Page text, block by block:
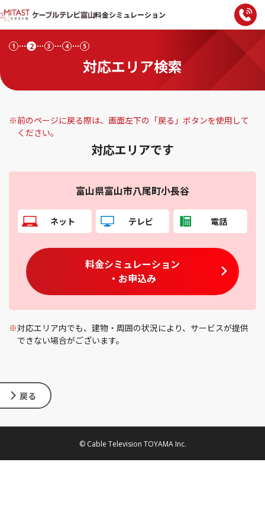
料金シミュレーション
対応エリア検索
1 2 3 4 5
※前のページに戻る際は、画面左下の「戻る」ボタンを使用して
ください。
対応エリアです
富山県富山市八尾町小長谷
ネット テレビ 電話
料金シミュレーション
・お申込み
※対応エリア内でも、建物・周囲の状況により、サービスが提供
できない場合がございます。
戻る
© Cable Television TOYAMA Inc.